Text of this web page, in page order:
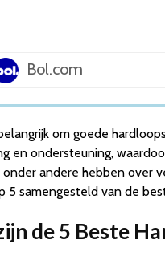
Bol.com
om goede
en ondersteuning,
andere hebben over
5 samengesteld van de
de 5 Beste